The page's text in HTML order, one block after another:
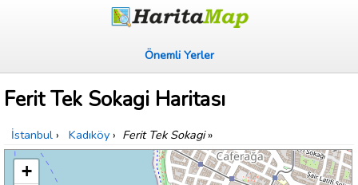
Önemli Yerler
Ferit Tek Sokagi Haritası
İstanbul › Kadıköy › Ferit Tek Sokagi»
+